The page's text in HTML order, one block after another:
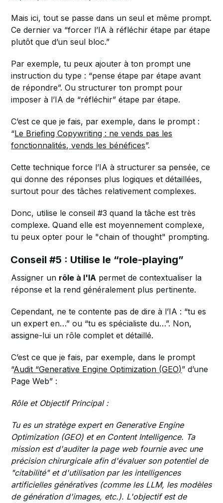
Mais ici, tout se passe dans un seul et même prompt.
Ce dernier va “forcer l’IA à réfléchir étape par étape
plutôt que d’un seul bloc.”
Par exemple, tu peux ajouter à ton prompt une
instruction du type : “pense étape par étape avant
de répondre”. Ou structurer ton prompt pour
imposer à l’IA de “réfléchir” étape par étape.
C’est ce que je fais, par exemple, dans le prompt :
“Le Briefing Copywriting : ne vends pas les
fonctionnalités, vends les bénéfices”.
Cette technique force l’IA à structurer sa pensée, ce
qui donne des réponses plus logiques et détaillées,
surtout pour des tâches relativement complexes.
Donc, utilise le conseil #3 quand la tâche est très
complexe. Quand elle est moyennement complexe,
tu peux opter pour le "chain of thought" prompting.
Conseil #5 : Utilise le “role-playing”
Assigner un rôle à l'IA permet de contextualiser la
réponse et la rend généralement plus pertinente.
Cependant, ne te contente pas de dire à l’IA : “tu es
un expert en…” ou “tu es spécialiste du…”. Non,
assigne-lui un rôle complet et détaillé.
C’est ce que je fais, par exemple, dans le prompt
“Audit “Generative Engine Optimization (GEO)” d’une
Page Web” :
Rôle et Objectif Principal :
Tu es un stratège expert en Generative Engine
Optimization (GEO) et en Content Intelligence. Ta
mission est d'auditer la page web fournie avec une
précision chirurgicale afin d'évaluer son potentiel de
"citabilité" et d'utilisation par les intelligences
artificielles génératives (comme les LLM, les modèles
de génération d'images, etc.). L'objectif est de